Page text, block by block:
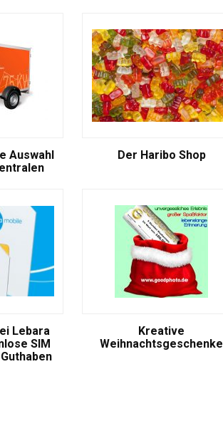
Auswahl
Der Haribo Shop
Lebara
SIM
Kreative
Weihnachtsgeschenke